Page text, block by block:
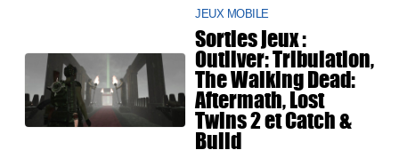
JEUX MOBILE
Sorties jeux :
Outliver: Tribulation,
The Walking Dead:
Aftermath, Lost
Twins 2 et Catch &
Build